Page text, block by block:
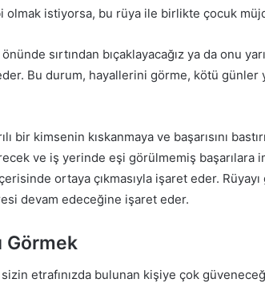
olmak istiyorsa, bu rüya ile birlikte çocuk
sırtından bıçaklayacağız ya da onu
Bu durum, hayallerini görme, kötü günler
bir kimsenin kıskanmaya ve başarısını
ve iş yerinde eşi görülmemiş başarılara
ortaya çıkmasıyla işaret eder.
devam edeceğine işaret eder.
Görmek
etrafınızda bulunan kişiye çok